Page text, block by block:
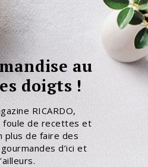
au
doigts !
RICARDO,
foule de recettes et
plus de faire des
d’ici et